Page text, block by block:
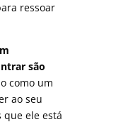
ressoar
são
como um
ao seu
que ele está